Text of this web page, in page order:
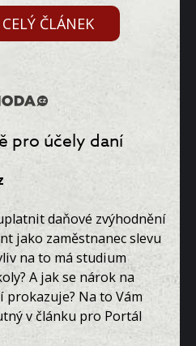
ČLÁNEK
pro účely daní
daňové zvýhodnění
jako zaměstnanec slevu
na to má studium
A jak se nárok na
prokazuje? Na to Vám
v článku pro Portál